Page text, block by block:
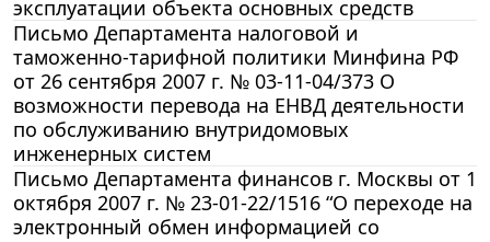
эксплуатации объекта основных средств
Письмо Департамента налоговой и
таможенно-тарифной политики Минфина РФ
от 26 сентября 2007 г. № 03-11-04/373 О
возможности перевода на ЕНВД деятельности
по обслуживанию внутридомовых
инженерных систем
Письмо Департамента финансов г. Москвы от 1
октября 2007 г. № 23-01-22/1516 “О переходе на
электронный обмен информацией со